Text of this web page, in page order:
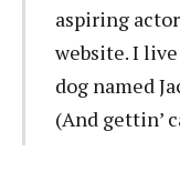
aspiring
website. I
dog named
(And gettin’